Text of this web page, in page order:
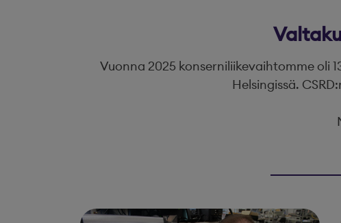
Vuonna 2025 konserniliikevaihtomme oli
Helsingissä.